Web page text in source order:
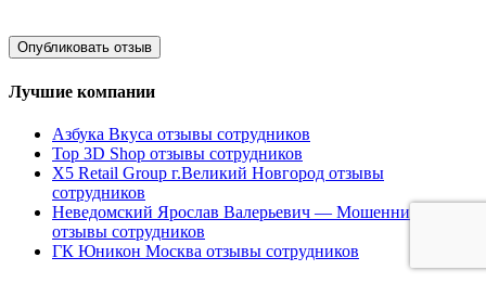
Лучшие компании
Азбука Вкуса отзывы сотрудников
Top 3D Shop отзывы сотрудников
X5 Retail Group г.Великий Новгород отзывы
сотрудников
Неведомский Ярослав Валерьевич — Мошенник
отзывы сотрудников
ГК Юникон Москва отзывы сотрудников